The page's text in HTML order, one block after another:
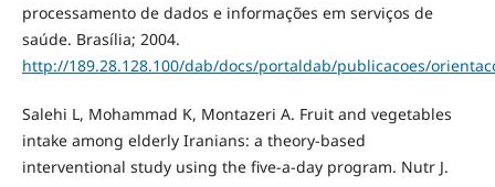
processamento de dados e informações em serviços de
saúde. Brasília; 2004.
http://189.28.128.100/dab/docs/portaldab/publicacoes/
Salehi L, Mohammad K, Montazeri A. Fruit and vegetables
intake among elderly Iranians: a theory-based
interventional study using the five-a-day program. Nutr J.